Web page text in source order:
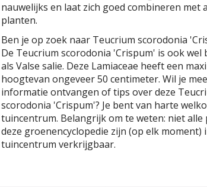
nauwelijks en laat zich goed combineren met
planten.
Ben je op zoek naar Teucrium scorodonia
De Teucrium scorodonia 'Crispum' is ook wel
als Valse salie. Deze Lamiaceae heeft een
hoogtevan ongeveer 50 centimeter. Wil je
informatie ontvangen of tips over deze
scorodonia 'Crispum'? Je bent van harte
tuincentrum. Belangrijk om te weten: niet alle
deze groenencyclopedie zijn (op elk moment)
tuincentrum verkrijgbaar.